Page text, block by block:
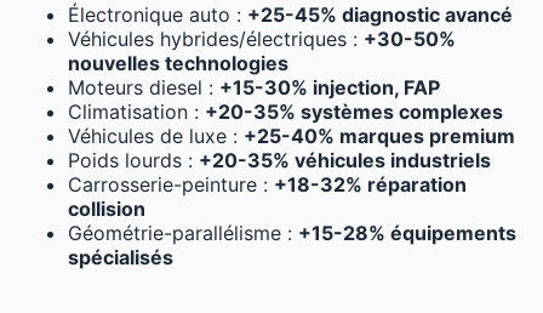
Électronique auto : +25-45% diagnostic avancé
Véhicules hybrides/électriques : +30-50%
nouvelles technologies
Moteurs diesel : +15-30% injection, FAP
Climatisation : +20-35% systèmes complexes
Véhicules de luxe : +25-40% marques premium
Poids lourds : +20-35% véhicules industriels
Carrosserie-peinture : +18-32% réparation
collision
Géométrie-parallélisme : +15-28% équipements
spécialisés